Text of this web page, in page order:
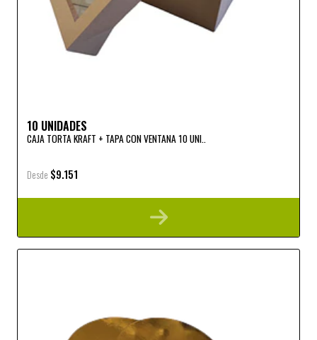
10 UNIDADES
CAJA TORTA KRAFT + TAPA CON VENTANA 10 UNI..
Desde $9.151